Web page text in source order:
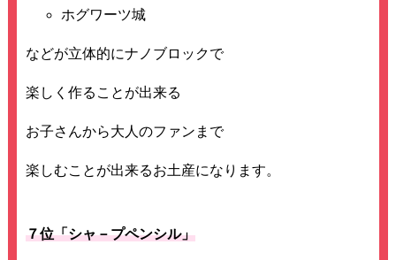
ホグワーツ城
などが立体的にナノブロックで
楽しく作ることが出来る
お子さんから大人のファンまで
楽しむことが出来るお土産になります。
７位「シャ－プペンシル」